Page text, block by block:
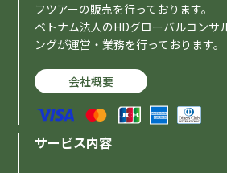
フツアーの販売を行っております。
ベトナム法人のHDグローバルコンサ
ングが運営・業務を行っております。
会社概要
サービス内容